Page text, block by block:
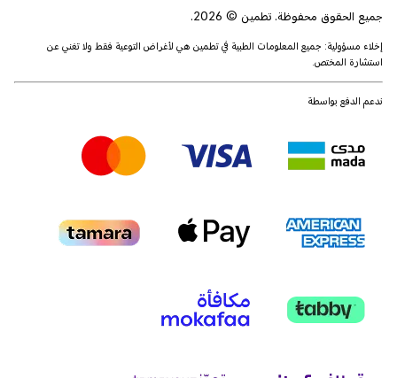
جميع الحقوق محفوظة. تطمين © 2026.
إخلاء مسؤولية: جميع المعلومات الطبية في تطمين هي لأغراض التوعية فقط ولا تغني عن
استشارة المختص.
ندعم الدفع بواسطة